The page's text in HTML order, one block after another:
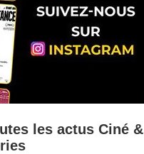
les actus Ciné &